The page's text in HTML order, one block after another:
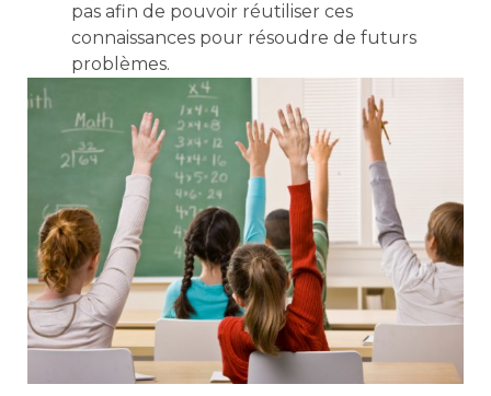
pas afin de pouvoir réutiliser ces
connaissances pour résoudre de futurs
problèmes.